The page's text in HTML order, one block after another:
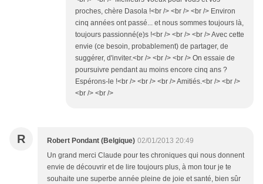
proches, chère Dasola !<br /> <br /> <br /> Environ
cinq années ont passé... et nous sommes toujours là,
toujours passionné(e)s !<br /> <br /> <br /> Avec cette
envie (ce besoin, probablement) de partager, de
suggérer, d'inviter.<br /> <br /> <br /> On essaie de
poursuivre pendant au moins encore cinq ans ?
Espérons-le !<br /> <br /> <br /> Amitiés.<br /> <br />
<br /> <br />
R Robert Pondant (Belgique) 02/01/2013 20:49
Un grand merci Claude pour tes chroniques qui nous donnent
envie de découvrir et de lire toujours plus, à mon tour je te
souhaite une superbe année pleine de joie et santé, bien sûr